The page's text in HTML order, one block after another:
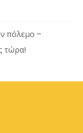
πόλεμο –
τώρα!